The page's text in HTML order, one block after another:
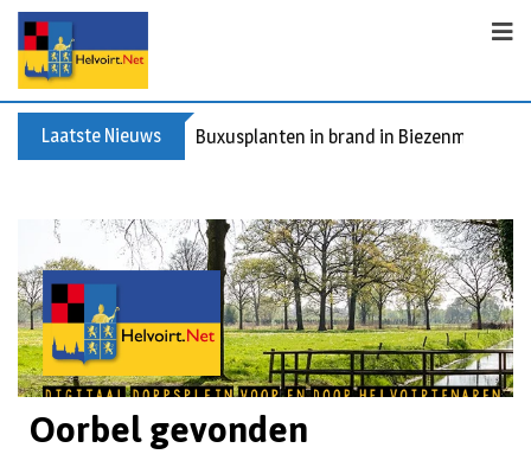
Laatste Nieuws Buxusplanten in brand in Biezenmortel,
Oorbel gevonden